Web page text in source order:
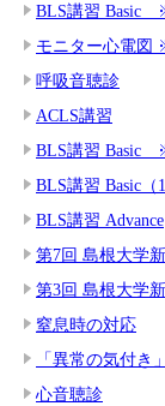
BLS講習 Basic
モニター心電図
呼吸音聴診
ACLS講習
BLS講習 Basic
BLS講習 Basic（
BLS講習 Advance
第7回 島根大学
第3回 島根大学
窒息時の対応
「異常の気付き
心音聴診